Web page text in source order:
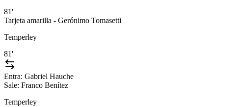
81'
Tarjeta amarilla - Gerónimo Tomasetti
Temperley
81'
Entra: Gabriel Hauche
Sale: Franco Benítez
Temperley